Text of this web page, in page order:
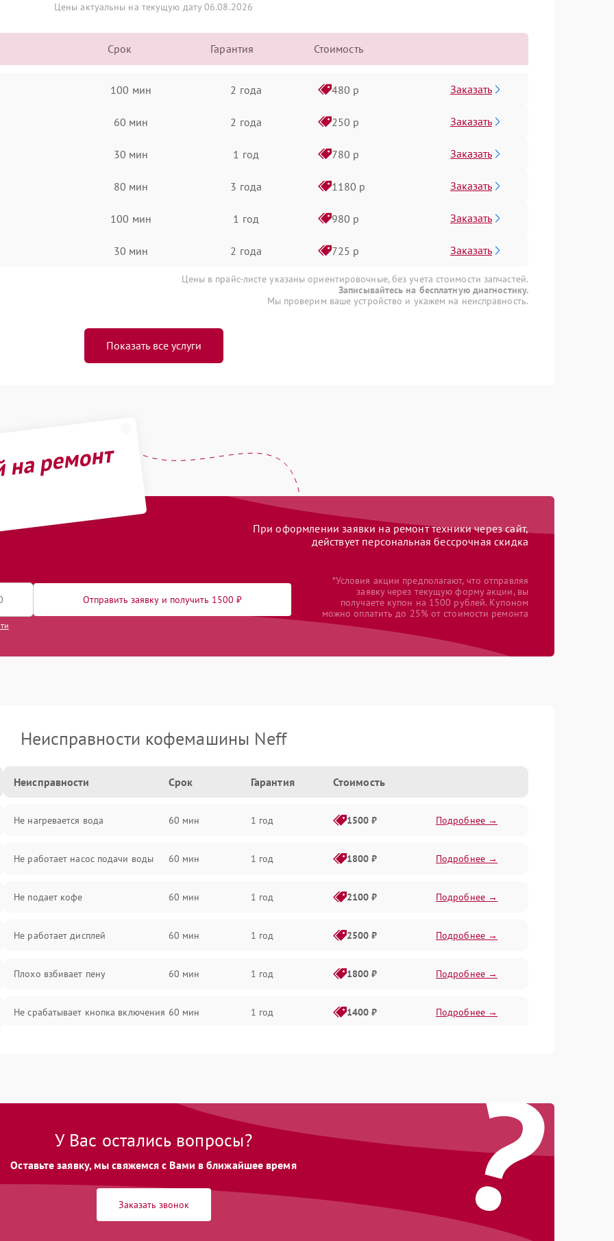
Цены актуальны на текущую дату 06.08.2026
Срок Гарантия Стоимость
100 мин 2 года 480 р Заказать
60 мин 2 года 250 р Заказать
30 мин 1 год 780 р Заказать
80 мин 3 года 1180 р Заказать
100 мин 1 год 980 р Заказать
30 мин 2 года 725 р Заказать
Цены в прайс-листе указаны ориентировочные, без учета стоимости запчастей.
Записывайтесь на бесплатную диагностику.
Мы проверим ваше устройство и укажем на неисправность.
Показать все услуги
ремонт
При оформлении заявки на ремонт техники через сайт,
действует персональная бессрочная скидка
Отправить заявку и получить 1500 ₽
*Условия акции предполагают, что отправляя
заявку через текущую форму акции, вы
получаете купон на 1500 рублей. Купоном
можно оплатить до 25% от стоимости ремонта
Неисправности кофемашины Neff
Неисправности Срок Гарантия Стоимость
Не нагревается вода 60 мин 1 год 1500 ₽ Подробнее →
Не работает насос подачи воды 60 мин 1 год 1800 ₽ Подробнее →
Не подает кофе 60 мин 1 год 2100 ₽ Подробнее →
Не работает дисплей 60 мин 1 год 2500 ₽ Подробнее →
Плохо взбивает пену 60 мин 1 год 1800 ₽ Подробнее →
Не срабатывает кнопка включения 60 мин 1 год 1400 ₽ Подробнее →
?
У Вас остались вопросы?
Оставьте заявку, мы свяжемся с Вами в ближайшее время
Заказать звонок